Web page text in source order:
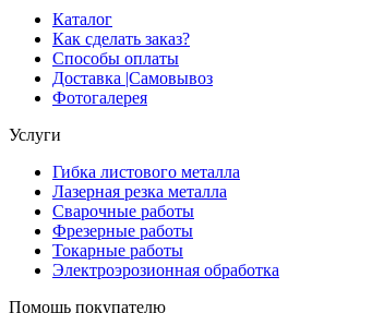
Каталог
Как сделать заказ?
Способы оплаты
Доставка |Cамовывоз
Фотогалерея
Услуги
Гибка листового металла
Лазерная резка металла
Сварочные работы
Фрезерные работы
Токарные работы
Электроэрозионная обработка
Помощь покупателю